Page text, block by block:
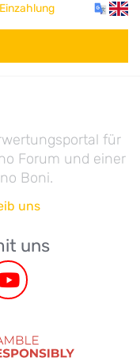
für
Forum und einer
Boni.
uns
uns